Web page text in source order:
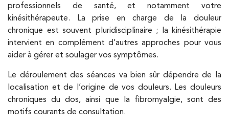
professionnels de santé, et notamment votre
kinésithérapeute. La prise en charge de la douleur
chronique est souvent pluridisciplinaire ; la kinésithérapie
intervient en complément d’autres approches pour vous
aider à gérer et soulager vos symptômes.
Le déroulement des séances va bien sûr dépendre de la
localisation et de l’origine de vos douleurs. Les douleurs
chroniques du dos, ainsi que la fibromyalgie, sont des
motifs courants de consultation.
APPELEZ UN INSTITUT IK
APPELEZ UN INSTITUT IK
IK Olympe Sante Antony – 92
28 Rue Velpeau 92160 Antony
28 Rue Velpeau 92160 Antony
01 76 21 71 41
PRENEZ RDV SUR
PRENEZ RDV SUR
Kinésithérapie